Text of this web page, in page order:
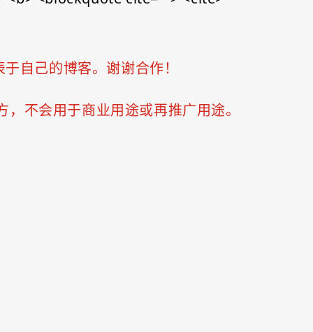
自己的博客。谢谢合作！
不会用于商业用途或再推广用途。